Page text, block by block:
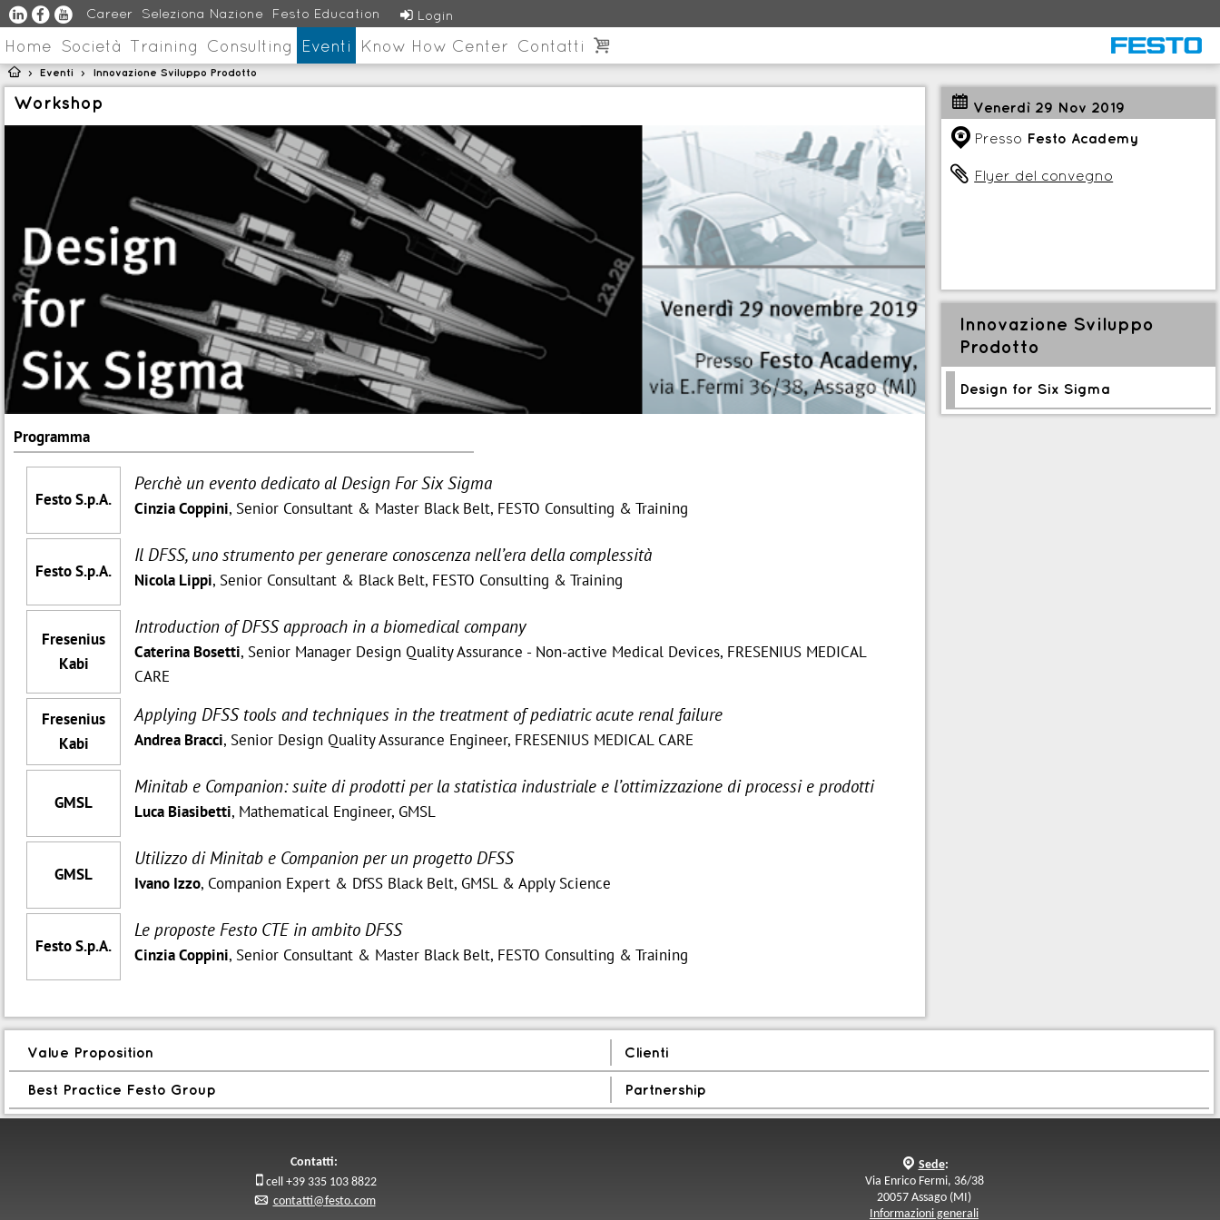
u s v Career Seleziona Nazione Festo Education  Login
Home Società Training Consulting Eventi Know How Center Contatti 
 > Eventi > Innovazione Sviluppo Prodotto
Workshop
Programma
Festo S.p.A.
Perchè un evento dedicato al Design For Six Sigma
Cinzia Coppini, Senior Consultant & Master Black Belt, FESTO Consulting & Training
Festo S.p.A.
Il DFSS, uno strumento per generare conoscenza nell’era della complessità
Nicola Lippi, Senior Consultant & Black Belt, FESTO Consulting & Training
Fresenius
Kabi
Introduction of DFSS approach in a biomedical company
Caterina Bosetti, Senior Manager Design Quality Assurance - Non-active Medical Devices, FRESENIUS MEDICAL
CARE
Fresenius
Kabi
Applying DFSS tools and techniques in the treatment of pediatric acute renal failure
Andrea Bracci, Senior Design Quality Assurance Engineer, FRESENIUS MEDICAL CARE
GMSL
Minitab e Companion: suite di prodotti per la statistica industriale e l’ottimizzazione di processi e prodotti
Luca Biasibetti, Mathematical Engineer, GMSL
GMSL
Utilizzo di Minitab e Companion per un progetto DFSS
Ivano Izzo, Companion Expert & DfSS Black Belt, GMSL & Apply Science
Festo S.p.A.
Le proposte Festo CTE in ambito DFSS
Cinzia Coppini, Senior Consultant & Master Black Belt, FESTO Consulting & Training
: Venerdì 29 Nov 2019
q Presso Festo Academy
 Flyer del convegno
Innovazione Sviluppo
Prodotto
Design for Six Sigma
Value Proposition Clienti
Best Practice Festo Group Partnership
Contatti:
 cell +39 335 103 8822
p contatti@festo.com
q Sede:
Via Enrico Fermi, 36/38
20057 Assago (MI)
Informazioni generali